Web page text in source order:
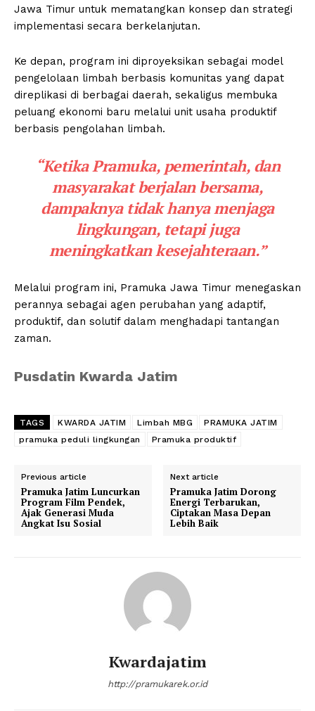
Jawa Timur untuk mematangkan konsep dan strategi
implementasi secara berkelanjutan.
Ke depan, program ini diproyeksikan sebagai model
pengelolaan limbah berbasis komunitas yang dapat
direplikasi di berbagai daerah, sekaligus membuka
peluang ekonomi baru melalui unit usaha produktif
berbasis pengolahan limbah.
“Ketika Pramuka, pemerintah, dan
masyarakat berjalan bersama,
dampaknya tidak hanya menjaga
lingkungan, tetapi juga
meningkatkan kesejahteraan.”
Melalui program ini, Pramuka Jawa Timur menegaskan
perannya sebagai agen perubahan yang adaptif,
produktif, dan solutif dalam menghadapi tantangan
zaman.
Pusdatin Kwarda Jatim
TAGS KWARDA JATIM Limbah MBG
PRAMUKA JATIM
pramuka peduli lingkungan
Pramuka produktif
Previous article
Pramuka Jatim Luncurkan
Program Film Pendek,
Ajak Generasi Muda
Angkat Isu Sosial
Next article
Pramuka Jatim Dorong
Energi Terbarukan,
Ciptakan Masa Depan
Lebih Baik
Kwardajatim
http://pramukarek.or.id